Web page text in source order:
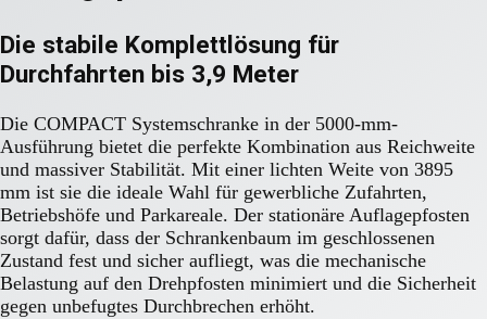
Die stabile Komplettlösung für
Durchfahrten bis 3,9 Meter
Die COMPACT Systemschranke in der 5000-mm-
Ausführung bietet die perfekte Kombination aus Reichweite
und massiver Stabilität. Mit einer lichten Weite von 3895
mm ist sie die ideale Wahl für gewerbliche Zufahrten,
Betriebshöfe und Parkareale. Der stationäre Auflagepfosten
sorgt dafür, dass der Schrankenbaum im geschlossenen
Zustand fest und sicher aufliegt, was die mechanische
Belastung auf den Drehpfosten minimiert und die Sicherheit
gegen unbefugtes Durchbrechen erhöht.